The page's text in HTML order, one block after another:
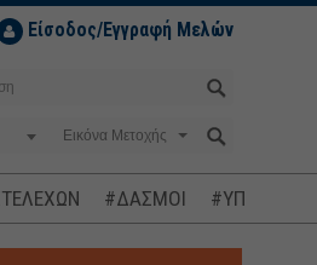
Είσοδος/Εγγραφή Μελών
#ΔΑΣΜΟΙ #ΥΠΟΚΛΟΠΕΣ